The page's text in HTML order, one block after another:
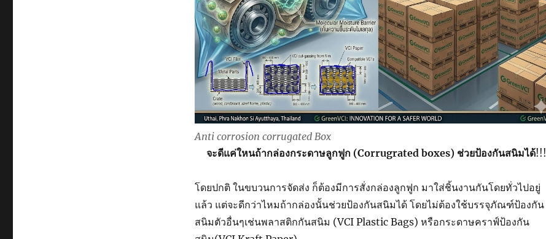
Anti corrosion corrugated Box
จะดีแค่ใหนถ้ากล่องกระดาษลูกฟูก (Corrugrated boxes) ช่วยป้องกันสนิมได้!!!
โดยปกติ ในขบวนการจัดส่ง ก็ต้องมีการสั่งกล่องลูกฟูก มาใส่ชิ้นงานกันโดยทั่วไปอยู่
แล้ว แต่จะดีกว่าไหมถ้ากล่องนั้นช่วยป้องกันสนิมได้ โดยไม่ต้องใช้บรรจุภัณฑ์ป้องกัน
สนิมตัวอื่นๆเช่นพลาสติกกันสนิม (VCI Plastic Bags) หรือกระดาษคราฟ์ป้องกัน